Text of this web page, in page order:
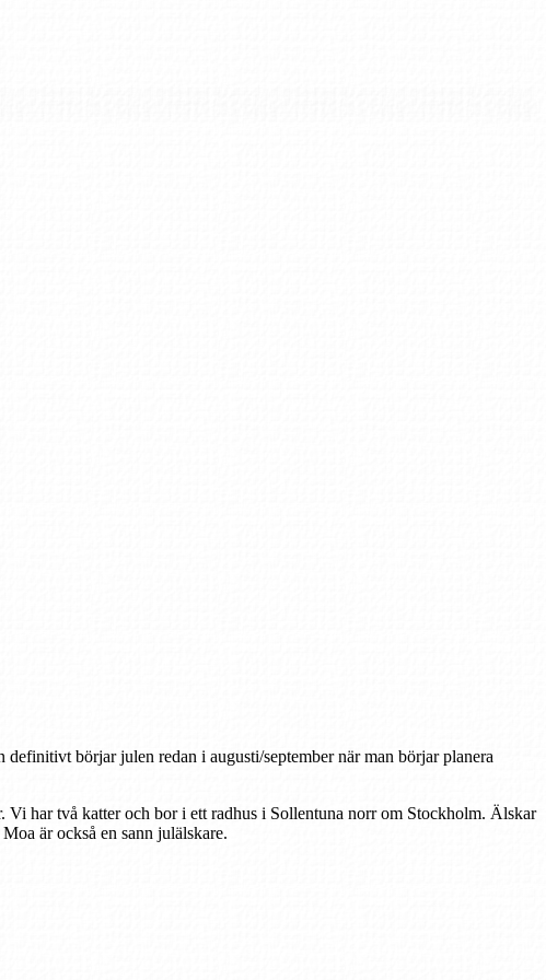
börjar julen redan i augusti/september när man börjar planera
Vi har två katter och bor i ett radhus i Sollentuna norr om Stockholm. Älskar
är också en sann julälskare.